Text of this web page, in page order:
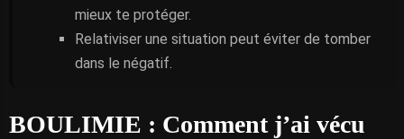
mieux te protéger.
Relativiser une situation peut éviter de tomber
dans le négatif.
BOULIMIE : Comment j’ai vécu